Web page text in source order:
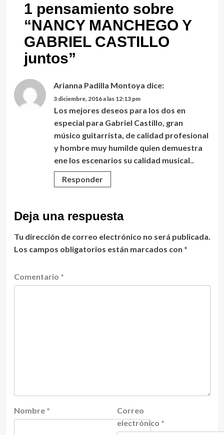
1 pensamiento sobre
“NANCY MANCHEGO Y
GABRIEL CASTILLO
juntos”
Arianna Padilla Montoya dice:
3 diciembre, 2016 a las 12:13 pm
Los mejores deseos para los dos en
especial para Gabriel Castillo, gran
músico guitarrista, de calidad profesional
y hombre muy humilde quien demuestra
ene los escenarios su calidad musical..
Responder
Deja una respuesta
Tu dirección de correo electrónico no será publicada.
Los campos obligatorios están marcados con *
Comentario *
Nombre *
Correo
electrónico *